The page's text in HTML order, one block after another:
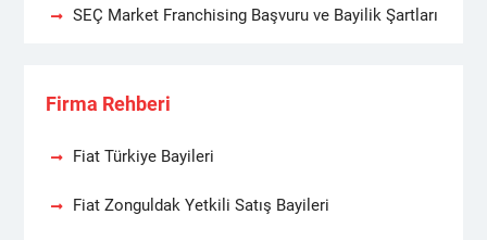
SEÇ Market Franchising Başvuru ve Bayilik Şartları
Firma Rehberi
Fiat Türkiye Bayileri
Fiat Zonguldak Yetkili Satış Bayileri